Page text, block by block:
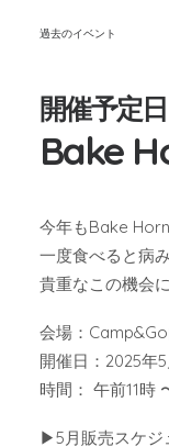
過去のイベント
開催予定
Bake
今年もBake
一度食べると病
貴重なこの機会
会場：
開催日：2025年
時間： 午前11
▶︎5月販売スケジ